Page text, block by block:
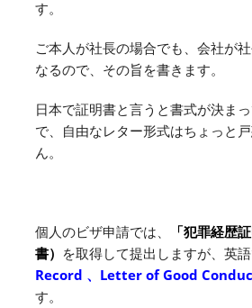
す。
ご本人が社長の場合でも、会社が
なるので、その旨を書きます。
日本で証明書と言うと書式が決ま
で、自由なレター形式はちょっと
ん。
個人のビザ申請では、
「犯罪経歴
書） を取得して提出しますが、英
Record 、Letter of Good
す。